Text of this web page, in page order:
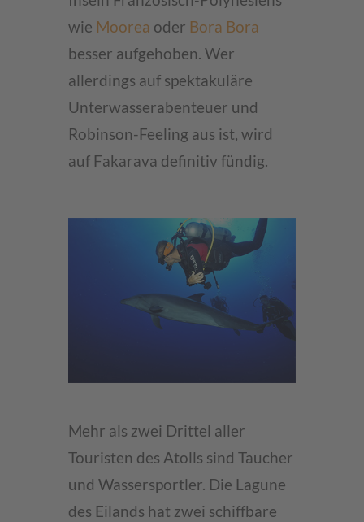
wie Moorea oder Bora Bora
besser aufgehoben. Wer
allerdings auf spektakuläre
Unterwasserabenteuer und
Robinson-Feeling aus ist, wird
auf Fakarava definitiv fündig.
Mehr als zwei Drittel aller
Touristen des Atolls sind Taucher
und Wassersportler. Die Lagune
des Eilands hat zwei schiffbare